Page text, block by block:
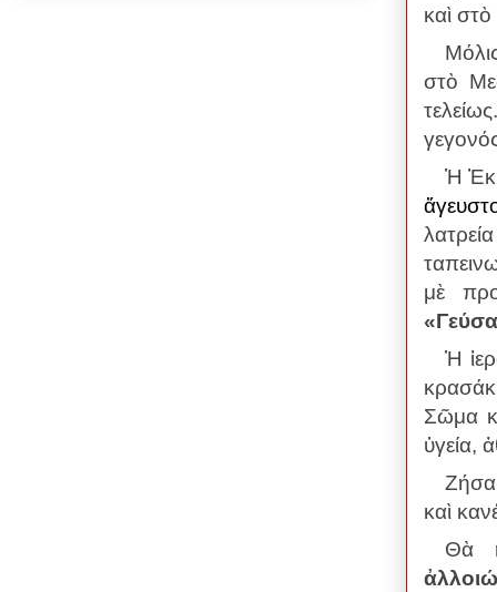
καὶ
στὸ
Ἡ
μὲ
Ἡ
Σῶμα
ὑγεία,
καὶ
Θὰ